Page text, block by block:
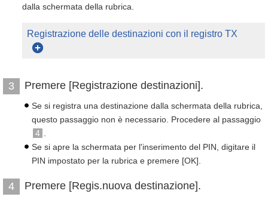
dalla schermata della rubrica.
Registrazione delle destinazioni con il registro TX
3 Premere [Registrazione destinazioni].
Se si registra una destinazione dalla schermata della rubrica,
questo passaggio non è necessario. Procedere al passaggio
4
Se si apre la schermata per l'inserimento del PIN, digitare il
PIN impostato per la rubrica e premere [OK].
4 Premere [Regis.nuova destinazione].